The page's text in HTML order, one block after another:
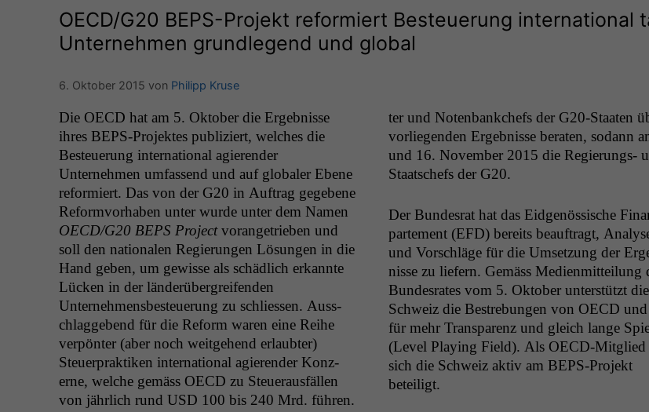
OECD/G20 BEPS-Projekt reformiert Besteuerung international
Unternehmen grundlegend und global
6. Oktober 2015 von Philipp Kruse
Die OECD hat am 5. Okto­ber die Ergeb­nisse
ihres BEPS-Pro­jek­tes pub­liziert, welch­es die
Besteuerung inter­na­tion­al agieren­der
Unternehmen umfassend und auf glob­aler Ebene
reformiert. Das von der G20 in Auf­trag gegebene
Refor­mvorhaben unter wurde unter dem Namen
OECD/G20 BEPS Projectvor­angetrieben und
soll den nationalen Regierun­gen Lösun­gen in die
Hand geben, um gewisse als schädlich erkan­nte
Lück­en in der län­derüber­greifend­en
Unternehmens­besteuerung zu schliessen. Auss­
chlaggebend für die Reform waren eine Rei­he
ver­pön­ter (aber noch weit­ge­hend erlaubter)
Steuer­prak­tiken inter­na­tion­al agieren­der Konz­
erne, welche gemäss OECD zu Steuer­aus­fällen
von jährlich rund USD 100 bis 240 Mrd. führen.
ter und Noten­bankchefs der G20-Staat­en
vor­liegen­den Ergeb­nisse berat­en, sodann
und 16. Novem­ber 2015 die Regierungs-
Staatschefs der G20.
Der Bun­desrat hat das Eid­genös­sis­che
parte­ment (EFD) bere­its beauf­tragt,
und Vorschläge für die Umset­zung der
nisse zu liefern. Gemäss Medi­en­mit­teilung
Bun­desrates vom 5. Okto­ber unter­stützt die
Schweiz die Bestre­bun­gen von OECD und
für mehr Trans­parenz und gle­ich lange
(Lev­el Play­ing Field). Als OECD-Mit­glied
sich die Schweiz aktiv am BEPS-Pro­jekt
beteiligt.